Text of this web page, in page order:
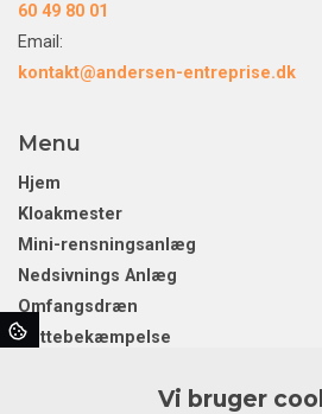
60 49 80 01
Email:
kontakt@andersen-entreprise.dk
Menu
Hjem
Kloakmester
Mini-rensningsanlæg
Nedsivnings Anlæg
Omfangsdræn
Rottebekæmpelse
Sokkel og fundamentVi bruger